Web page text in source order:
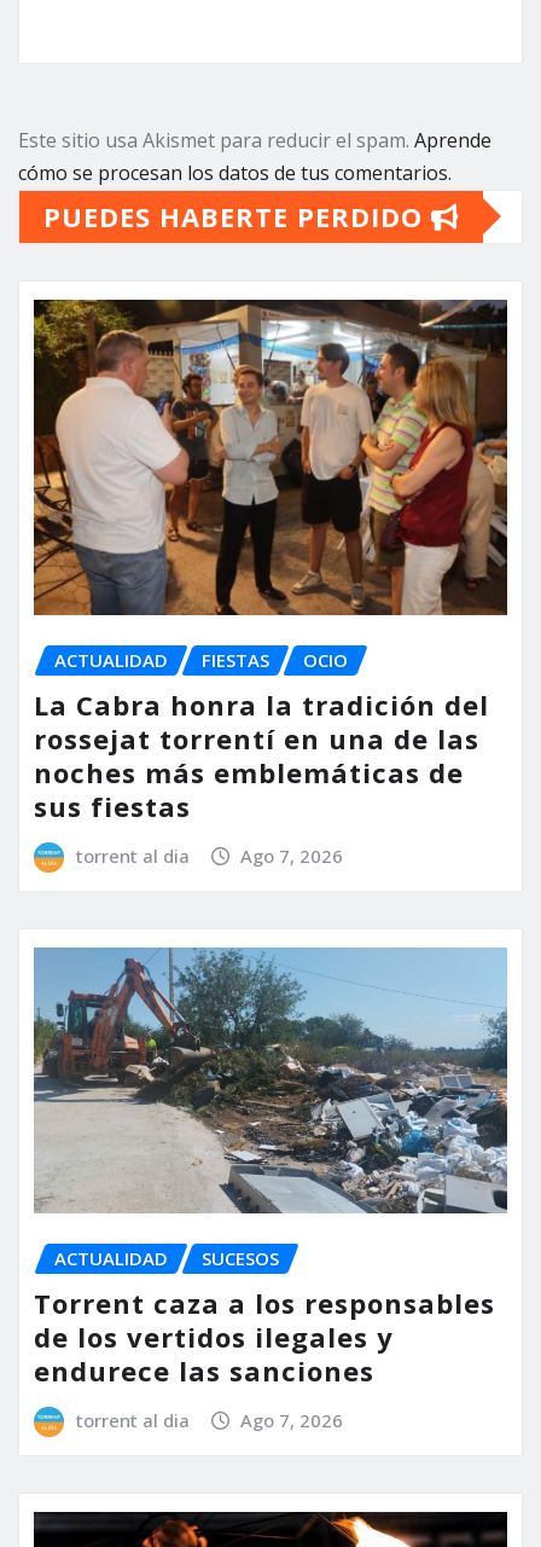
Este sitio usa Akismet para reducir el spam. Aprende
cómo se procesan los datos de tus comentarios.
PUEDES HABERTE PERDIDO
ACTUALIDAD FIESTAS OCIO
La Cabra honra la tradición del
rossejat torrentí en una de las
noches más emblemáticas de
sus fiestas
torrent al dia Ago 7, 2026
ACTUALIDAD SUCESOS
Torrent caza a los responsables
de los vertidos ilegales y
endurece las sanciones
torrent al dia Ago 7, 2026